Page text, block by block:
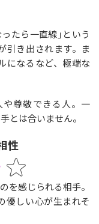
たら一直線｣という
引き出されます。ま
になるなど、極端な
尊敬できる人。一
とは合いません。
性
を感じられる相手。
優しい心が生まれそ